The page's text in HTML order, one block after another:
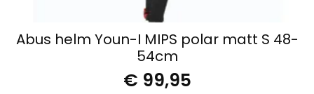
Abus helm Youn-I MIPS polar matt S 48-
54cm
€ 99,95